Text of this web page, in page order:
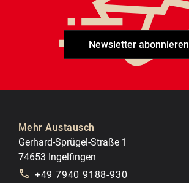
Newsletter abonnieren
Mehr Austausch
Gerhard-Sprügel-Straße 1
74653 Ingelfingen
+49 7940 9188-930